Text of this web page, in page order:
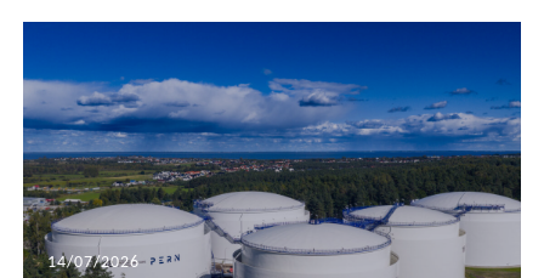
14/07/2026